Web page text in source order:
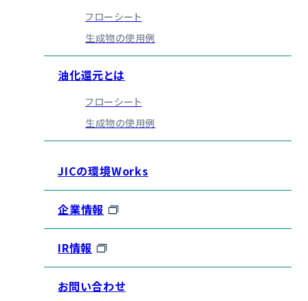
フローシート
生成物の使用例
油化還元とは
フローシート
生成物の使用例
JICの環境Works
企業情報
IR情報
お問い合わせ